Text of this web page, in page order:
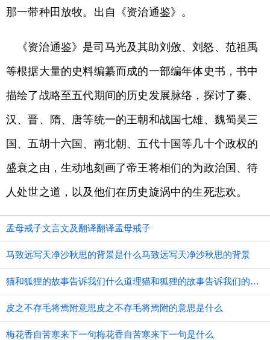
那一带种田放牧。出自《资治通鉴》。
《资治通鉴》是司马光及其助刘攽、刘怒、范祖禹
等根据大量的史料编纂而成的一部编年体史书，书中
描绘了战略至五代期间的历史发展脉络，探讨了秦、
汉、晋、隋、唐等统一的王朝和战国七雄、魏蜀吴三
国、五胡十六国、南北朝、五代十国等几十个政权的
盛衰之由，生动地刻画了帝王将相们的为政治国、待
人处世之道，以及他们在历史旋涡中的生死悲欢。
孟母戒子文言文及翻译翻译孟母戒子
马致远写天净沙秋思的背景是什么马致远写天净沙秋思的背景
猫和狐狸的故事告诉我们什么道理猫和狐狸的故事告诉我们的道理
皮之不存毛将焉附意思皮之不存毛将焉附的意思是什么
梅花香自苦寒来下一句梅花香自苦寒来下一句是什么